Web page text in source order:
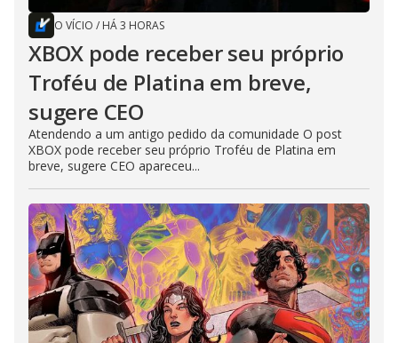
O VÍCIO / HÁ 3 HORAS
XBOX pode receber seu próprio
Troféu de Platina em breve,
sugere CEO
Atendendo a um antigo pedido da comunidade O post
XBOX pode receber seu próprio Troféu de Platina em
breve, sugere CEO apareceu...